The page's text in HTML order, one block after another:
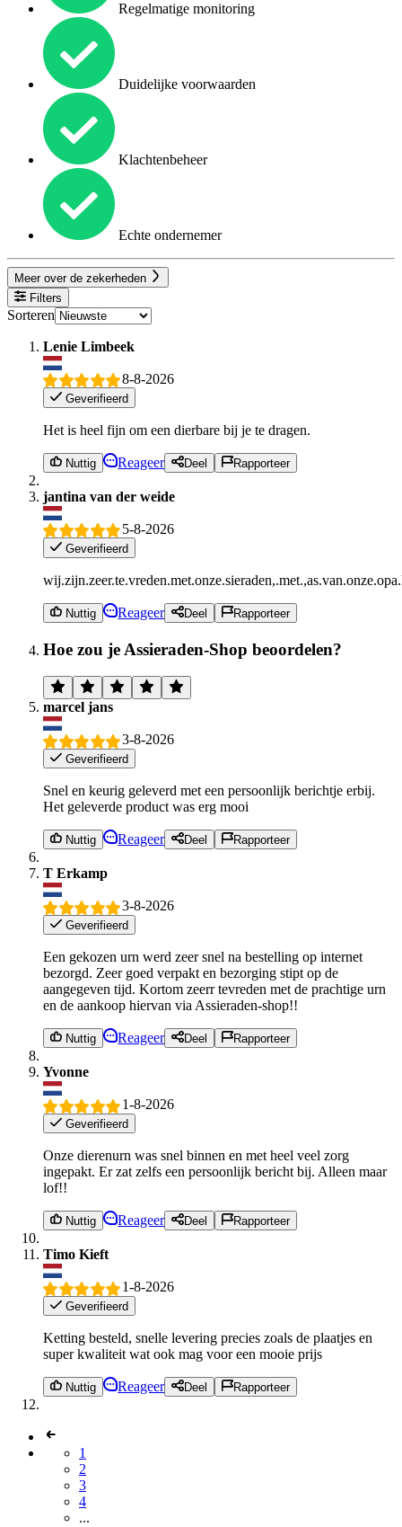
Regelmatige monitoring
Duidelijke voorwaarden
Klachtenbeheer
Echte ondernemer
Meer over de zekerheden
Filters
Sorteren
Lenie Limbeek
8-8-2026
Geverifieerd
Het is heel fijn om een dierbare bij je te dragen.
Nuttig Reageer Deel Rapporteer
jantina van der weide
5-8-2026
Geverifieerd
Nuttig Reageer Deel Rapporteer
Hoe zou je Assieraden-Shop beoordelen?
marcel jans
3-8-2026
Geverifieerd
Snel en keurig geleverd met een persoonlijk berichtje erbij.
Het geleverde product was erg mooi
Nuttig Reageer Deel Rapporteer
T Erkamp
3-8-2026
Geverifieerd
Een gekozen urn werd zeer snel na bestelling op internet
bezorgd. Zeer goed verpakt en bezorging stipt op de
aangegeven tijd. Kortom zeerr tevreden met de prachtige urn
en de aankoop hiervan via Assieraden-shop!!
Nuttig Reageer Deel Rapporteer
Yvonne
1-8-2026
Geverifieerd
Onze dierenurn was snel binnen en met heel veel zorg
ingepakt. Er zat zelfs een persoonlijk bericht bij. Alleen maar
lof!!
Nuttig Reageer Deel Rapporteer
Timo Kieft
1-8-2026
Geverifieerd
Ketting besteld, snelle levering precies zoals de plaatjes en
super kwaliteit wat ook mag voor een mooie prijs
Nuttig Reageer Deel Rapporteer
1
2
3
4
...